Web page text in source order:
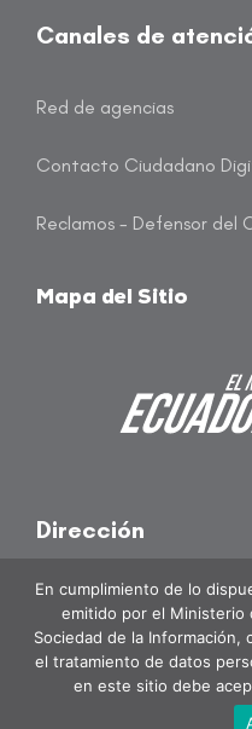
Canales de
Red de agencias
Contacto Ciudadano
Reclamos - Defensor del
Mapa del Sitio
Dirección
Matriz:Panamá 704 y
Guayaquil – Ecuador /
En cumplimiento de lo
emitido por el Ministerio
Sociedad de la Información,
el tratamiento de datos
en este sitio debe